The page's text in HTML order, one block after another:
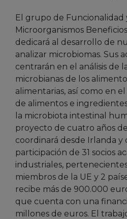
El grupo de Funcionalidad
Microorganismos
dedicará al desarrollo de
analizar microbiomas. Sus
centrarán en el análisis de
microbianas de los
alimentarias, así como en
de alimentos e
la microbiota intestinal
proyecto de cuatro años
coordinará desde Irlanda y
participación de 31 socios
industriales,
miembros de la UE y 2
recibe más de 900.000
que cuenta con una
millones de euros. El